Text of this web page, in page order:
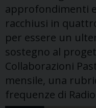
approfondimenti
racchiusi in
per essere un
sostegno al
Collaborazioni
mensile, una
frequenze di